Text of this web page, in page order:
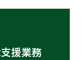
援業務